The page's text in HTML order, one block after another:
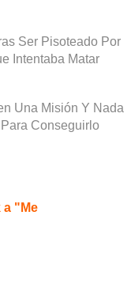
Ser Pisoteado Por
Intentaba Matar
Una Misión Y Nada
Conseguirlo
a "Me